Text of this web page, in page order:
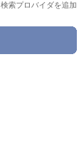
検索プロバイダを追加